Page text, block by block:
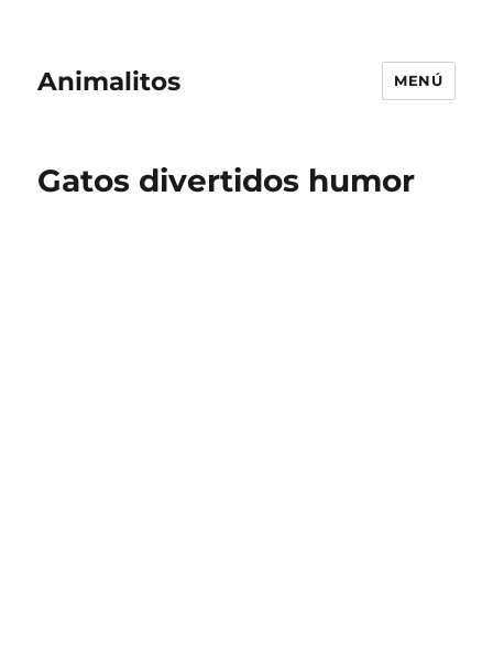
Animalitos MENÚ
Gatos divertidos humor